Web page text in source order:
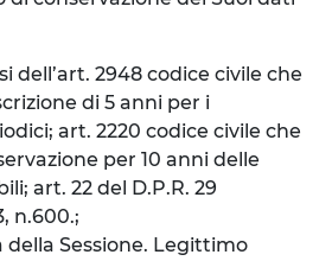
dell’art. 2948 codice civile che
di 5 anni per i
art. 2220 codice civile che
per 10 anni delle
art. 22 del D.P.R. 29
n.600.;
della Sessione. Legittimo